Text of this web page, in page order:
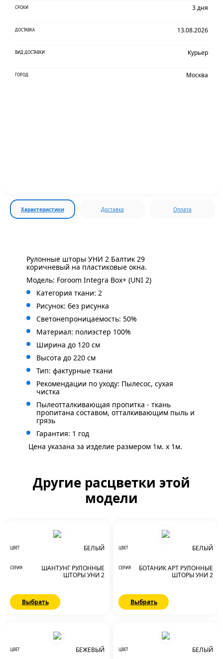
СРОКИ 3 дня
ДОСТАВКА 13.08.2026
ВИД ДОСТАВКИ Курьер
ГОРОД Москва
Характеристики Доставка Оплата
Рулонные шторы УНИ 2 Балтик 29
коричневый на пластиковые окна.
Модель: Foroom Integra Box+ (UNI 2)
Категория ткани: 2
Рисунок: без рисунка
Светонепроницаемость: 50%
Материал: полиэстер 100%
Ширина до 120 см
Высота до 220 см
Тип: фактурные ткани
Рекомендации по уходу: Пылесос, сухая
чистка
Пылеотталкивающая пропитка - ткань
пропитана составом, отталкивающим пыль и
грязь
Гарантия: 1 год
Цена указана за изделие размером 1м. x 1м.
Другие расцветки этой
модели
ЦВЕТ БЕЛЫЙ
СЕРИЯ
ШАНТУНГ РУЛОННЫЕ
ШТОРЫ УНИ 2
Выбрать
ЦВЕТ БЕЛЫЙ
СЕРИЯ
БОТАНИК АРТ РУЛОННЫЕ
ШТОРЫ УНИ 2
Выбрать
ЦВЕТ БЕЖЕВЫЙ ЦВЕТ БЕЛЫЙ